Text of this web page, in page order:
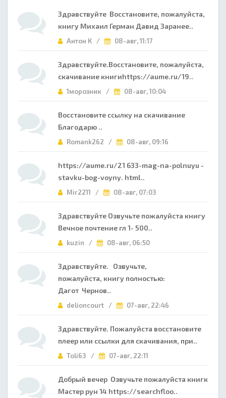
Здравствуйте Восстановите, пожалуйста,
книгу Михаил Герман Давид Заранее..
Антон К / 08-авг, 11:17
Здравствуйте.Восстановите, пожалуйста,
скачивание книгиhttps://aume.ru/19..
1морозник / 08-авг, 10:04
Восстановите ссылку на скачивание
Благодарю ..
Romank262 / 08-авг, 09:16
https://aume.ru/21 633-mag-na-polnuyu -
stavku-bog-voyny. html..
Mir2211 / 08-авг, 07:03
Здравствуйте Озвучьте пожалуйста книгу
Вечное почтение гл 1- 500..
kuzin / 08-авг, 06:50
Здравствуйте. Озвучьте,
пожалуйста, книгу полностью:
Дагот Чернов..
delioncourt / 07-авг, 22:46
Здравствуйте. Пожалуйста восстановите
плеер или ссылки для скачивания, при..
Toli63 / 07-авг, 22:11
Добрый вечер Озвучьте пожалуйста книгк
Мастер рун 14 https://searchfloo..